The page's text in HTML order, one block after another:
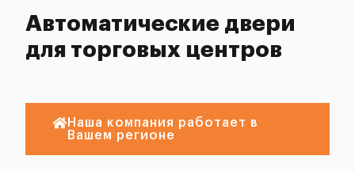
Автоматические двери
для торговых центров
Наша компания работает в
Вашем регионе